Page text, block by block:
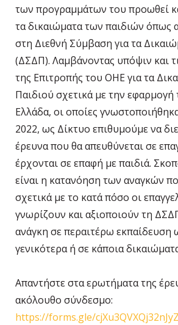
των προγραμμάτων του προωθεί
τα δικαιώματα των παιδιών όπως
στη Διεθνή Σύμβαση για τα
(ΔΣΔΠ). Λαμβάνοντας υπόψιν και
της Επιτροπής του ΟΗΕ για τα
Παιδιού σχετικά με την
Ελλάδα, οι οποίες
2022, ως Δίκτυο επιθυμούμε να
έρευνα που θα απευθύνεται σε
έρχονται σε επαφή με παιδιά.
είναι η κατανόηση των αναγκών
σχετικά με το κατά πόσο οι
γνωρίζουν και αξιοποιούν τη
ανάγκη σε περαιτέρω
γενικότερα ή σε κάποια
Απαντήστε στα ερωτήματα της
ακόλουθο σύνδεσμο:
https://forms.gle/